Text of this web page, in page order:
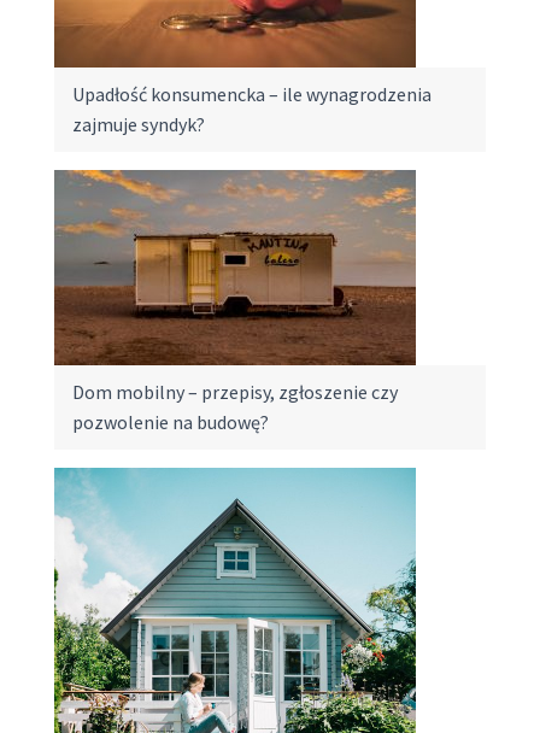
Upadłość konsumencka – ile wynagrodzenia
zajmuje syndyk?
Dom mobilny – przepisy, zgłoszenie czy
pozwolenie na budowę?